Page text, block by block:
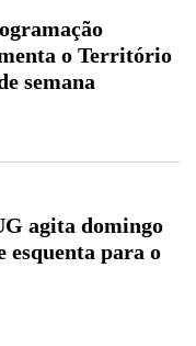
o Território
semana
agita domingo
esquenta para o